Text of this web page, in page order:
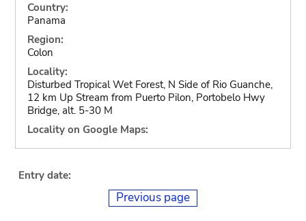
Country:
Panama
Region:
Colon
Locality:
Disturbed Tropical Wet Forest, N Side of Rio Guanche,
12 km Up Stream from Puerto Pilon, Portobelo Hwy
Bridge, alt. 5-30 M
Locality on Google Maps:
Entry date:
Previous page